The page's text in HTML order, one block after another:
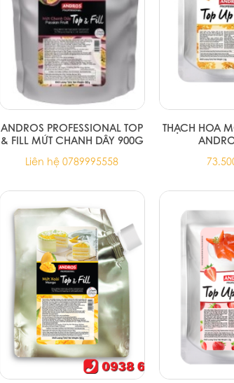
ANDROS PROFESSIONAL TOP
& FILL MỨT CHANH DÂY 900G
Liên hệ 0789995558
THẠCH HOA